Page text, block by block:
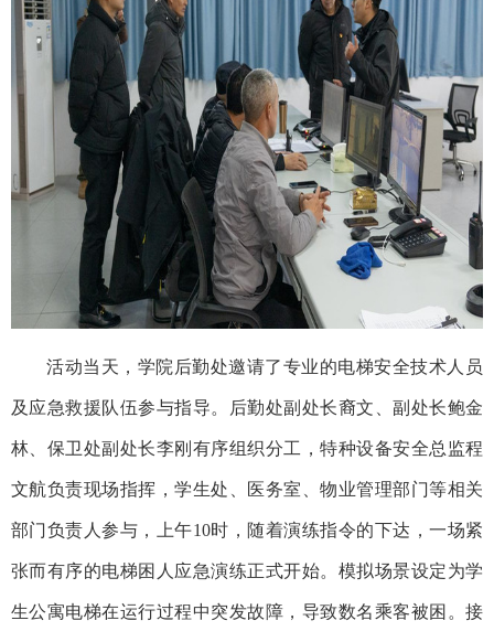
活动当天，学院 后勤处邀请了专业的电梯安全技术人员
及应急救援队伍参与指导。 后勤处副处长裔文、副处长鲍金
林、保卫处副处长李刚有序组织分工，特种设备安全总监程
文航负责现场指挥，学生处、医务室、物业管理部门等相关
部门负责人参与， 上午10时，随着演练指令的下达，一场紧
张而有序的电梯困人应急演练正式开始。模拟场景设定为学
生公寓电梯在运行过程中突发故障，导致数名乘客被困。接